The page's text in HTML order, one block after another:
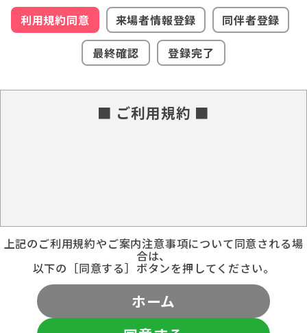
利用規約同意 来場者情報登録
同伴者登録
最終確認
登録完了
■ ご利用規約 ■
上記のご利用規約やご案内注意事項について同意される場
合は、
以下の［同意する］ボタンを押してください。
ホーム